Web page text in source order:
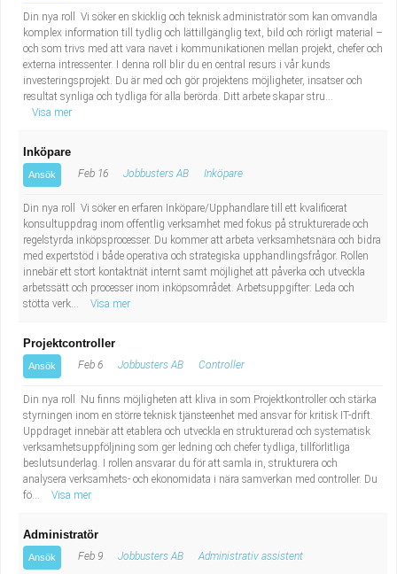
Din nya roll Vi söker en skicklig och teknisk administratör som kan omvandla
komplex information till tydlig och lättillgänglig text, bild och rörligt material –
och som trivs med att vara navet i kommunikationen mellan projekt, chefer och
externa intressenter. I denna roll blir du en central resurs i vår kunds
investeringsprojekt. Du är med och gör projektens möjligheter, insatser och
resultat synliga och tydliga för alla berörda. Ditt arbete skapar stru...
Visa mer
Inköpare
Ansök Feb 16 Jobbusters AB Inköpare
Din nya roll Vi söker en erfaren Inköpare/Upphandlare till ett kvalificerat
konsultuppdrag inom offentlig verksamhet med fokus på strukturerade och
regelstyrda inköpsprocesser. Du kommer att arbeta verksamhetsnära och bidra
med expertstöd i både operativa och strategiska upphandlingsfrågor. Rollen
innebär ett stort kontaktnät internt samt möjlighet att påverka och utveckla
arbetssätt och processer inom inköpsområdet. Arbetsuppgifter: Leda och
stötta verk...
Visa mer
Projektcontroller
Ansök Feb 6 Jobbusters AB Controller
Din nya roll Nu finns möjligheten att kliva in som Projektkontroller och stärka
styrningen inom en större teknisk tjänsteenhet med ansvar för kritisk IT-drift.
Uppdraget innebär att etablera och utveckla en strukturerad och systematisk
verksamhetsuppföljning som ger ledning och chefer tydliga, tillförlitliga
beslutsunderlag. I rollen ansvarar du för att samla in, strukturera och
analysera verksamhets- och ekonomidata i nära samverkan med controller. Du
fö...
Visa mer
Administratör
Ansök Feb 9 Jobbusters AB Administrativ assistent